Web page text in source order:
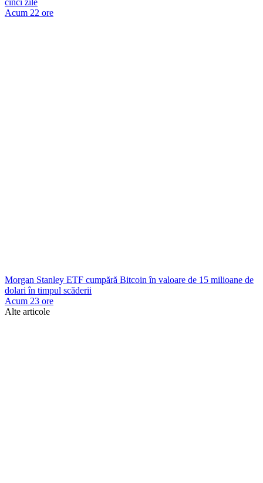
cinci zile
Acum 22 ore
Morgan Stanley ETF cumpără Bitcoin în valoare de 15 milioane de
dolari în timpul scăderii
Acum 23 ore
Alte articole